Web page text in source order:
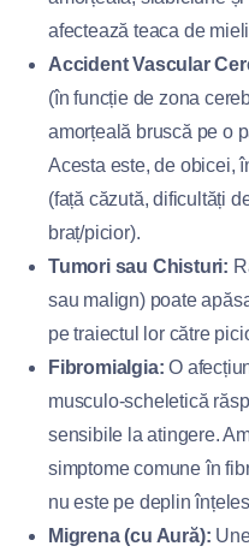
afectează teaca de
Accident Vascular
(în funcție de zona
amorțeală bruscă pe o
Acesta este, de obicei,
(față căzută, dificultăți
braț/picior).
Tumori sau Chisturi:
sau malign) poate
pe traiectul lor către
Fibromialgia: O
musculo-scheletică
sensibile la atingere.
simptome comune în
nu este pe deplin
Migrena (cu Aură):